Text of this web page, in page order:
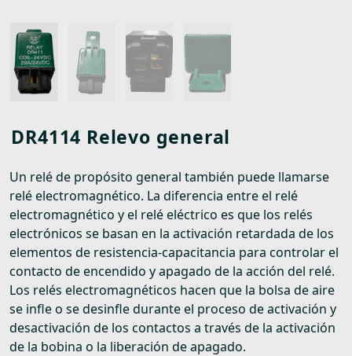
DR4114 Relevo general
Un relé de propósito general también puede llamarse
relé electromagnético. La diferencia entre el relé
electromagnético y el relé eléctrico es que los relés
electrónicos se basan en la activación retardada de los
elementos de resistencia-capacitancia para controlar el
contacto de encendido y apagado de la acción del relé.
Los relés electromagnéticos hacen que la bolsa de aire
se infle o se desinfle durante el proceso de activación y
desactivación de los contactos a través de la activación
de la bobina o la liberación de apagado.